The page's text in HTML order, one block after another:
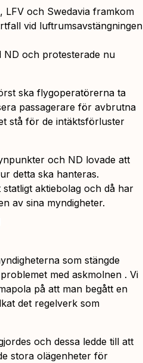
LFV och Swedavia framkom
vid luftrumsavstängningen
ND och protesterade nu
ska flygoperatörerna ta
passagerare för avbrutna
stå för de intäktsförluster
och ND lovade att
detta ska hanteras.
aktiebolag och då har
av sina myndigheter.
som stängde
med askmolnen . Vi
på att man begått en
det regelverk som
och dessa ledde till att
stora olägenheter för